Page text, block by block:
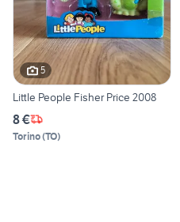
5
Little People Fisher Price 2008
8 €
Torino(TO)